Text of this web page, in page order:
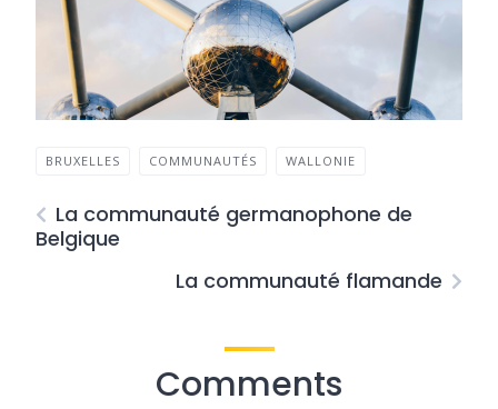
BRUXELLES COMMUNAUTÉS WALLONIE
La communauté germanophone de
Belgique
La communauté flamande
Comments